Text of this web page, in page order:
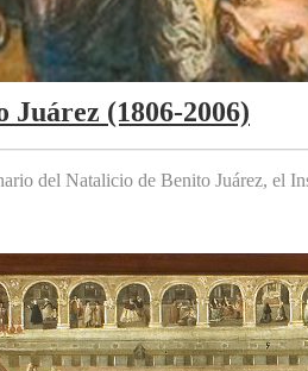
Juárez (1806-2006)
del Natalicio de Benito Juárez, el